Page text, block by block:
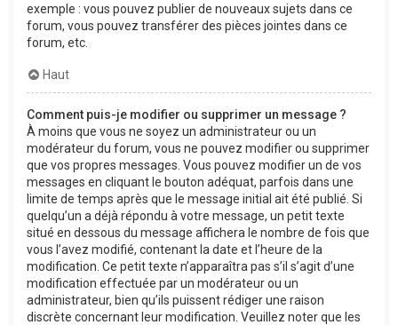
exemple : vous pouvez publier de nouveaux sujets dans ce
forum, vous pouvez transférer des pièces jointes dans ce
forum, etc.
Haut
Comment puis-je modifier ou supprimer un message ?
À moins que vous ne soyez un administrateur ou un
modérateur du forum, vous ne pouvez modifier ou supprimer
que vos propres messages. Vous pouvez modifier un de vos
messages en cliquant le bouton adéquat, parfois dans une
limite de temps après que le message initial ait été publié. Si
quelqu’un a déjà répondu à votre message, un petit texte
situé en dessous du message affichera le nombre de fois que
vous l’avez modifié, contenant la date et l’heure de la
modification. Ce petit texte n’apparaîtra pas s’il s’agit d’une
modification effectuée par un modérateur ou un
administrateur, bien qu’ils puissent rédiger une raison
discrète concernant leur modification. Veuillez noter que les